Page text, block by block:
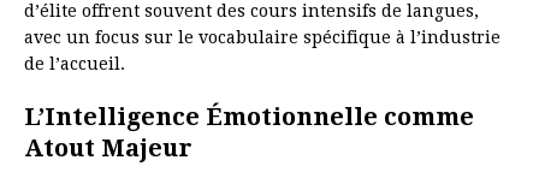
d’élite offrent souvent des cours intensifs de langues,
avec un focus sur le vocabulaire spécifique à l’industrie
de l’accueil.
L’Intelligence Émotionnelle comme
Atout Majeur